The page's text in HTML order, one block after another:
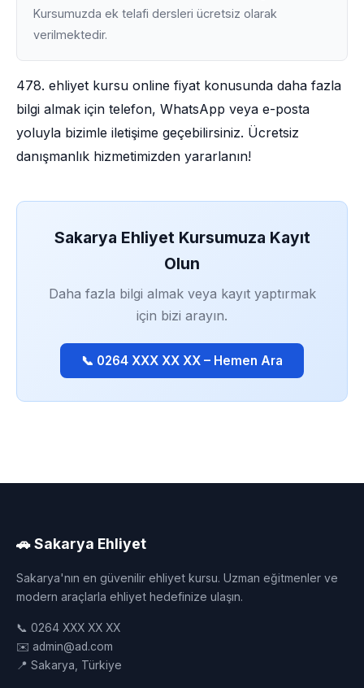
Kursumuzda ek telafi dersleri ücretsiz olarak
verilmektedir.
478. ehliyet kursu online fiyat konusunda daha fazla
bilgi almak için telefon, WhatsApp veya e-posta
yoluyla bizimle iletişime geçebilirsiniz. Ücretsiz
danışmanlık hizmetimizden yararlanın!
Sakarya Ehliyet Kursumuza Kayıt
Olun
Daha fazla bilgi almak veya kayıt yaptırmak
için bizi arayın.
📞 0264 XXX XX XX – Hemen Ara
🚗 Sakarya Ehliyet
Sakarya'nın en güvenilir ehliyet kursu. Uzman eğitmenler ve
modern araçlarla ehliyet hedefinize ulaşın.
📞 0264 XXX XX XX
✉️ admin@ad.com
📍 Sakarya, Türkiye